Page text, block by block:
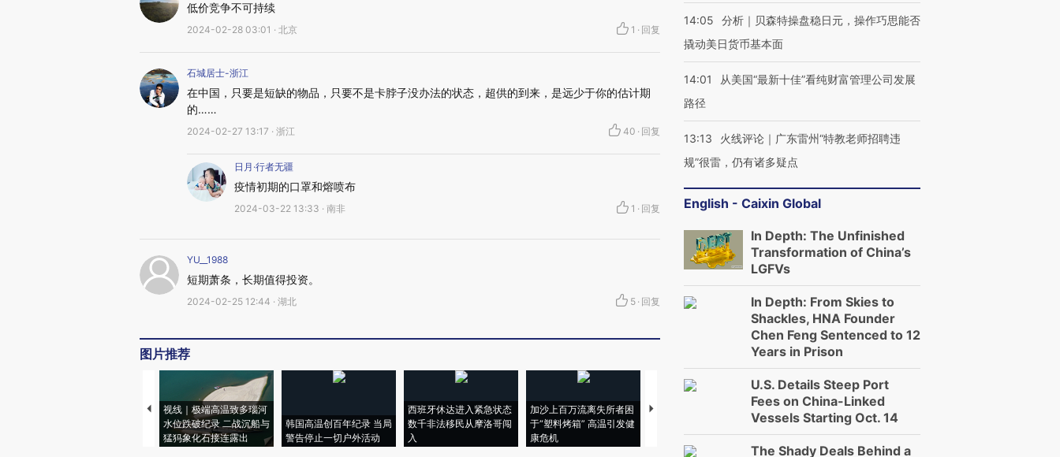
低价竞争不可持续
2024-02-28 03:01 · 北京 1 · 回复
石城居士-浙江
在中国，只要是短缺的物品，只要不是卡脖子没办法的状态，超供的到来，是远少于你的估计期
的……
2024-02-27 13:17 · 浙江 40 · 回复
日月·行者无疆
疫情初期的口罩和熔喷布
2024-03-22 13:33 · 南非 1 · 回复
YU__1988
短期萧条，长期值得投资。
2024-02-25 12:44 · 湖北 5 · 回复
图片推荐
视线｜极端高温致多瑙河
水位跌破纪录 二战沉船与
猛犸象化石接连露出
韩国高温创百年纪录 当局
警告停止一切户外活动
西班牙休达进入紧急状态
数千非法移民从摩洛哥闯
入
加沙上百万流离失所者困
于“塑料烤箱” 高温引发健
康危机
马航飞行员跨国走私7万
粒摇头丸 尿检体内含3种
视线｜HYROX的吸金
术：是什么让中产们甘
心“花钱找虐”？
泽连斯基密集出访美英 索
要防空导弹“救急”
14:05
分析｜贝森特操盘稳日元，操作巧思能否
撬动美日货币基本面
14:01
从美国“最新十佳”看纯财富管理公司发展
路径
13:13
火线评论｜广东雷州“特教老师招聘违
规”很雷，仍有诸多疑点
English - Caixin Global
In Depth: The Unfinished
Transformation of China’s
LGFVs
In Depth: From Skies to
Shackles, HNA Founder
Chen Feng Sentenced to 12
Years in Prison
U.S. Details Steep Port
Fees on China-Linked
Vessels Starting Oct. 14
The Shady Deals Behind a